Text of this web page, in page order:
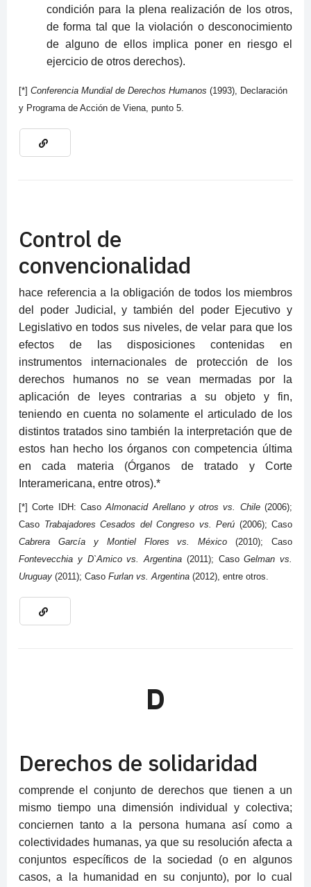
condición para la plena realización de los otros,
de forma tal que la violación o desconocimiento
de alguno de ellos implica poner en riesgo el
ejercicio de otros derechos).
[*] Conferencia Mundial de Derechos Humanos (1993), Declaración
y Programa de Acción de Viena, punto 5.
Control de
convencionalidad
hace referencia a la obligación de todos los miembros
del poder Judicial, y también del poder Ejecutivo y
Legislativo en todos sus niveles, de velar para que los
efectos de las disposiciones contenidas en
instrumentos internacionales de protección de los
derechos humanos no se vean mermadas por la
aplicación de leyes contrarias a su objeto y fin,
teniendo en cuenta no solamente el articulado de los
distintos tratados sino también la interpretación que de
estos han hecho los órganos con competencia última
en cada materia (Órganos de tratado y Corte
Interamericana, entre otros).*
[*] Corte IDH: CasoAlmonacid Arellano y otros vs. Chile(2006);
Caso Trabajadores Cesados del Congreso vs. Perú (2006); Caso
Cabrera García y Montiel Flores vs. México (2010); Caso
Fontevecchia y D`Amico vs. Argentina (2011); CasoGelman vs.
Uruguay (2011); Caso Furlan vs. Argentina (2012), entre otros.
D
Derechos de solidaridad
comprende el conjunto de derechos que tienen a un
mismo tiempo una dimensión individual y colectiva;
conciernen tanto a la persona humana así como a
colectividades humanas, ya que su resolución afecta a
conjuntos específicos de la sociedad (o en algunos
casos, a la humanidad en su conjunto), por lo cual